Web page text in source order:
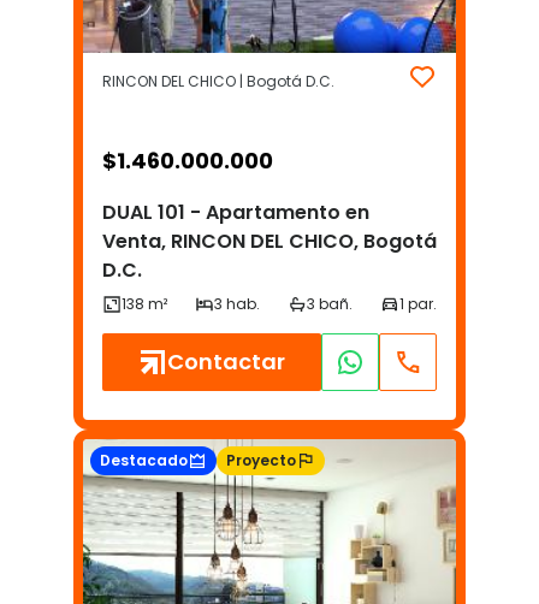
RINCON DEL CHICO | Bogotá D.C.
$1.460.000.000
DUAL 101 - Apartamento en
Venta, RINCON DEL CHICO, Bogotá
D.C.
Contactar
Destacado Proyecto